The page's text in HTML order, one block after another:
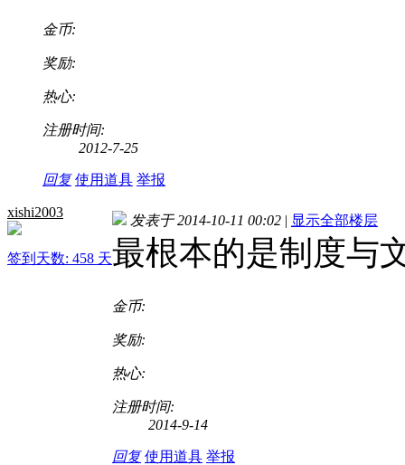
金币:
奖励:
热心:
注册时间:
2012-7-25
回复 使用道具 举报
xishi2003
签到天数: 458 天
发表于 2014-10-11 00:02 | 显示全部楼层
最根本的是制度与
金币:
奖励:
热心:
注册时间:
2014-9-14
回复 使用道具 举报